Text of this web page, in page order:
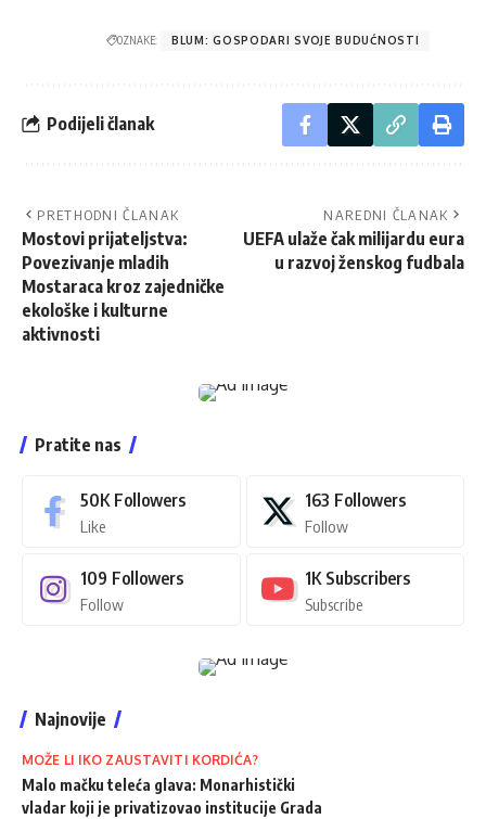
OZNAKE: BLUM: GOSPODARI SVOJE BUDUĆNOSTI
Podijeli članak
PRETHODNI ČLANAK
Mostovi prijateljstva:
Povezivanje mladih
Mostaraca kroz zajedničke
ekološke i kulturne
aktivnosti
NAREDNI ČLANAK
UEFA ulaže čak milijardu eura
u razvoj ženskog fudbala
Pratite nas
50K Followers
Like
163 Followers
Follow
109 Followers
Follow
1K Subscribers
Subscribe
Najnovije
MOŽE LI IKO ZAUSTAVITI KORDIĆA?
Malo mačku teleća glava: Monarhistički
vladar koji je privatizovao institucije Grada